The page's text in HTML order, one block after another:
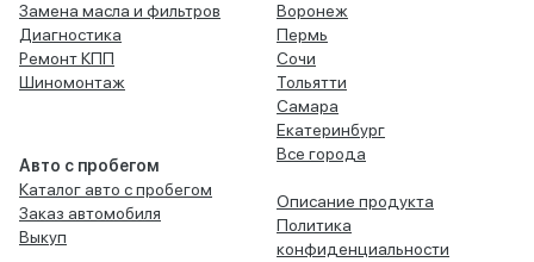
Замена масла и фильтров
Диагностика
Ремонт КПП
Шиномонтаж
Авто с пробегом
Каталог авто с пробегом
Заказ автомобиля
Выкуп
Воронеж
Пермь
Сочи
Тольятти
Самара
Екатеринбург
Все города
Описание продукта
Политика
конфиденциальности